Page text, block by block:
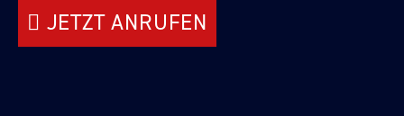
JETZT ANRUFEN